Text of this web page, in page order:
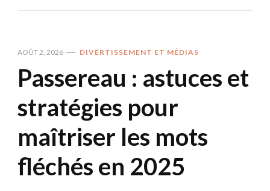
AOÛT 2, 2026 DIVERTISSEMENT ET MÉDIAS
Passereau : astuces et
stratégies pour
maîtriser les mots
fléchés en 2025